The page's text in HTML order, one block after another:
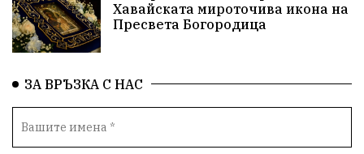
Образование Борисов Кольо Парамов
Автопоход Костинброд
Столичен общински съвет Маратон кауза
Хавайската мироточива икона на
Пресвета Богородица
ЗА ВРЪЗКА С НАС